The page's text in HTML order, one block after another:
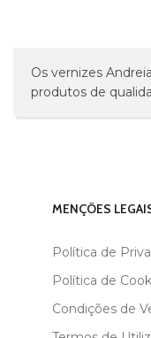
Os vernizes
produtos de
MENÇÕES
Política de
Política de
Condições de